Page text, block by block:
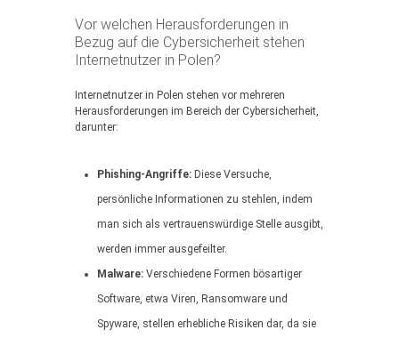
Vor welchen Herausforderungen in
Bezug auf die Cybersicherheit stehen
Internetnutzer in Polen?
Internetnutzer in Polen stehen vor mehreren
Herausforderungen im Bereich der Cybersicherheit,
darunter:
Phishing-Angriffe: Diese Versuche,
persönliche Informationen zu stehlen, indem
man sich als vertrauenswürdige Stelle ausgibt,
werden immer ausgefeilter.
Malware: Verschiedene Formen bösartiger
Software, etwa Viren, Ransomware und
Spyware, stellen erhebliche Risiken dar, da sie